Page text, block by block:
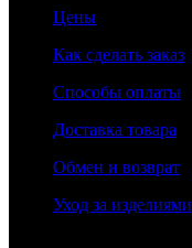
Цены
Как сделать заказ
Способы оплаты
Доставка товара
Обмен и возврат
Уход за изделиями